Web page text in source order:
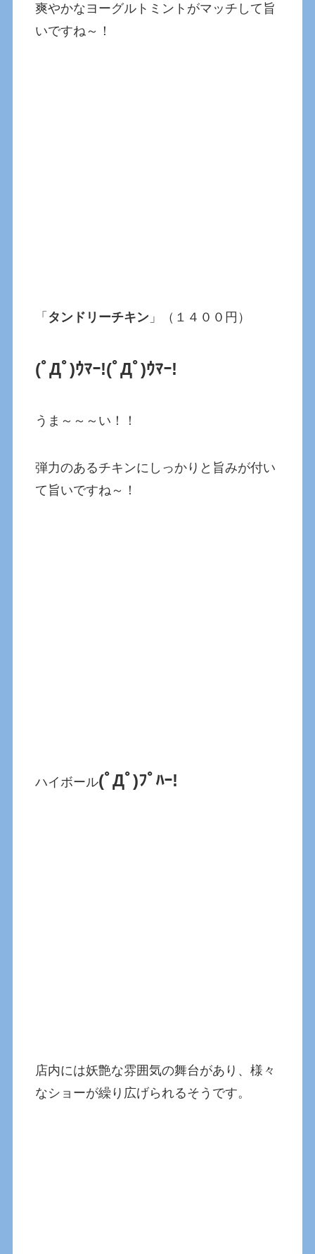
爽やかなヨーグルトミントがマッチして旨
いですね～！
「 タンドリーチキン 」（１４００円）
(ﾟДﾟ)ｳﾏｰ!(ﾟДﾟ)ｳﾏｰ!
うま～～～い！！
弾力のあるチキンにしっかりと旨みが付い
て旨いですね～！
ハイボール(ﾟДﾟ)ﾌﾟﾊｰ!
店内には妖艶な雰囲気の舞台があり、様々
なショーが繰り広げられるそうです。